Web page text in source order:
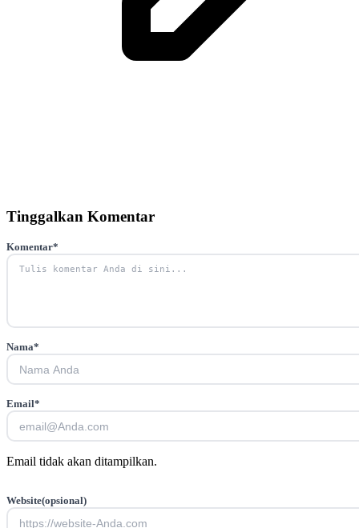
Tinggalkan Komentar
Komentar*
Nama*
Email*
Email tidak akan ditampilkan.
Website(opsional)